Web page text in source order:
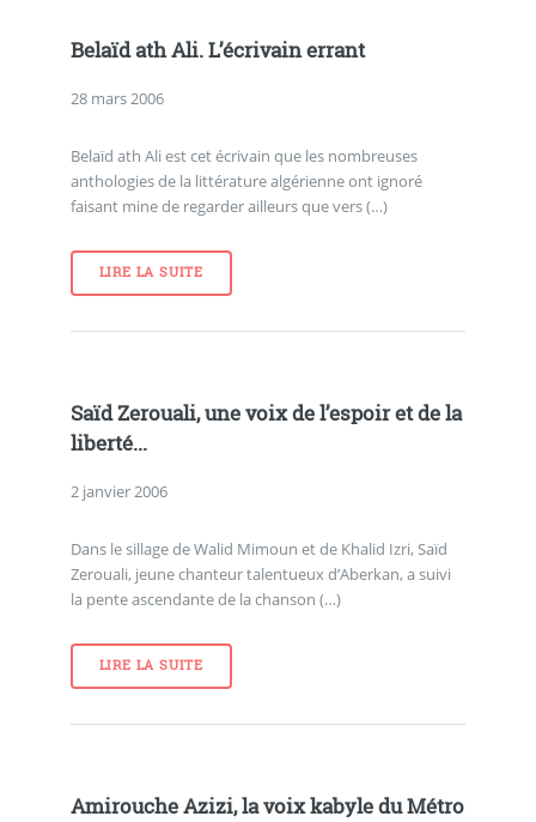
Belaïd ath Ali. L’écrivain errant
28 mars 2006
Belaïd ath Ali est cet écrivain que les nombreuses
anthologies de la littérature algérienne ont ignoré
faisant mine de regarder ailleurs que vers (…)
LIRE LA SUITE
Saïd Zerouali, une voix de l’espoir et de la
liberté...
2 janvier 2006
Dans le sillage de Walid Mimoun et de Khalid Izri, Saïd
Zerouali, jeune chanteur talentueux d’Aberkan, a suivi
la pente ascendante de la chanson (…)
LIRE LA SUITE
Amirouche Azizi, la voix kabyle du Métro